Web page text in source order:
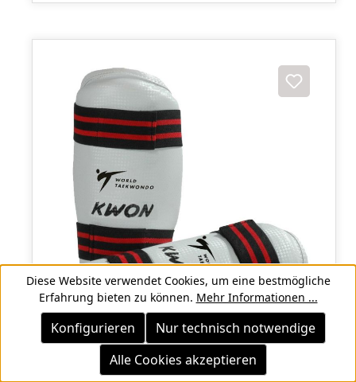
Diese Website verwendet Cookies, um eine bestmögliche
Erfahrung bieten zu können. Mehr Informationen ...
Nur technisch notwendige
Konfigurieren
Alle Cookies akzeptieren